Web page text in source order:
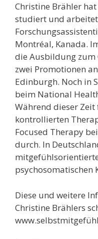
Christine Brähler hat
studiert und
Montréal, Kanada.
die Ausbildung zum
zwei Promotionen
Edinburgh. Noch in
beim National
Während dieser
kontrollierten
Focused Therapy
durch. In
psychosomatischen
Diese und weitere
Christine Brählers
w